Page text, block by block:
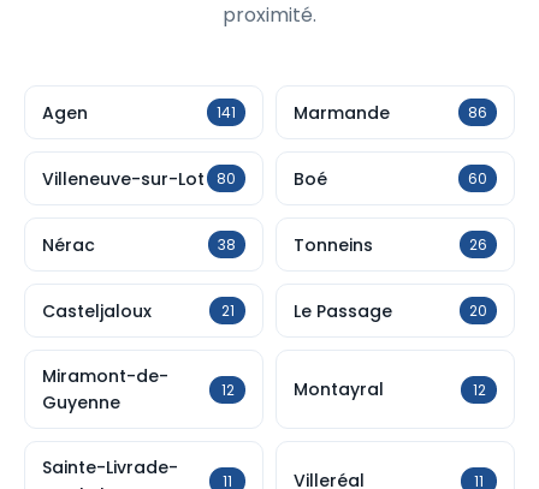
proximité.
Agen 141 Marmande 86
Villeneuve-sur-Lot 80 Boé 60
Nérac 38 Tonneins 26
Casteljaloux 21 Le Passage 20
Miramont-de-
Guyenne
12 Montayral 12
Sainte-Livrade-
11 Villeréal 11